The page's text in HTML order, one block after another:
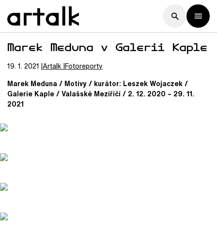
Marek Meduna v Galerii Kaple
19. 1. 2021 Artalk Fotoreporty
Marek Meduna / Motivy / kurátor: Leszek Wojaczek /
Galerie Kaple / Valašské Meziříčí / 2. 12. 2020 – 29. 11.
2021